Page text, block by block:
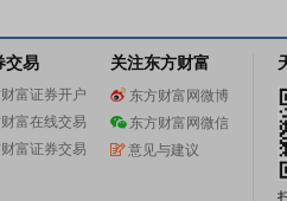
交易
富证券开户
富在线交易
富证券交易
关注东方财富
东方财富网微博
东方财富网微信
意见与建议